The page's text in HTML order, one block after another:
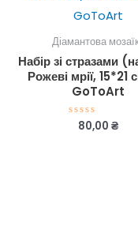
Діамантова
Набір зі стразами
Рожеві мрії, 15*21
GoToArt
Оцінено
80,00 ₴